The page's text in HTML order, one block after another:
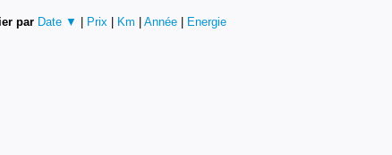
par Date ▼ Prix Km Année Energie